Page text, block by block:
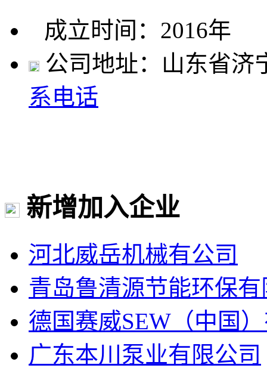
成立时间：2016年
公司地址：山东省济
系电话
新增加入企业
河北威岳机械有公司
青岛鲁清源节能环保
德国赛威SEW（中国
广东本川泵业有限公司